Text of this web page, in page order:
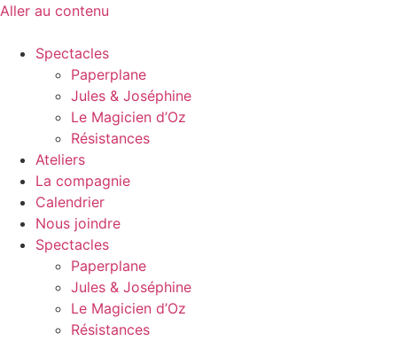
Aller au contenu
Spectacles
Paperplane
Jules & Joséphine
Le Magicien d’Oz
Résistances
Ateliers
La compagnie
Calendrier
Nous joindre
Spectacles
Paperplane
Jules & Joséphine
Le Magicien d’Oz
Résistances